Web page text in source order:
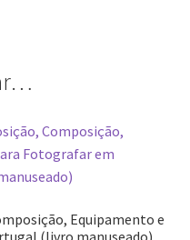
Equipamento e